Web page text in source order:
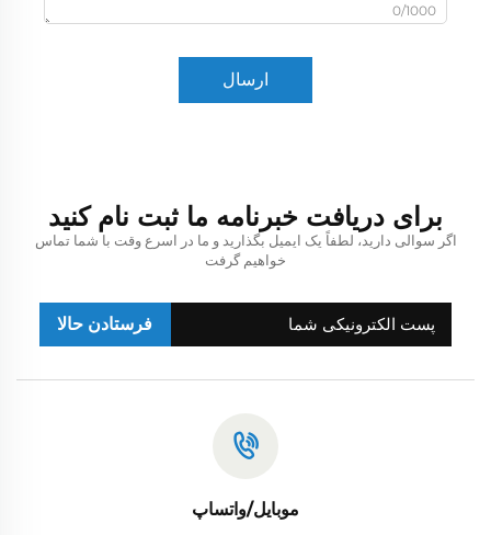
0/1000
ارسال
برای دریافت خبرنامه ما ثبت نام کنید
اگر سوالی دارید، لطفاً یک ایمیل بگذارید و ما در اسرع وقت با شما تماس
خواهیم گرفت
فرستادن حالا
موبایل/واتساپ